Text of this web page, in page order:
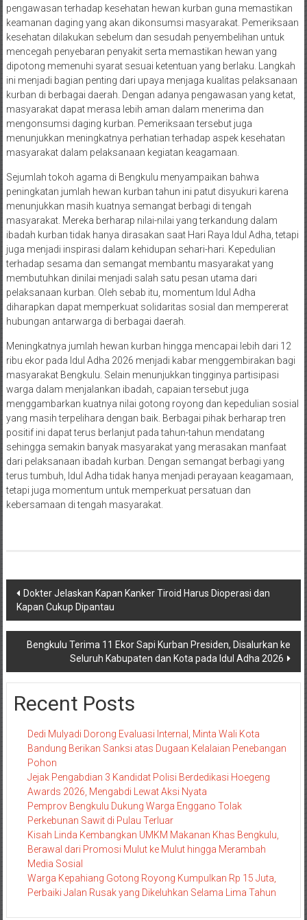
pengawasan terhadap kesehatan hewan kurban guna memastikan
keamanan daging yang akan dikonsumsi masyarakat. Pemeriksaan
kesehatan dilakukan sebelum dan sesudah penyembelihan untuk
mencegah penyebaran penyakit serta memastikan hewan yang
dipotong memenuhi syarat sesuai ketentuan yang berlaku. Langkah
ini menjadi bagian penting dari upaya menjaga kualitas pelaksanaan
kurban di berbagai daerah. Dengan adanya pengawasan yang ketat,
masyarakat dapat merasa lebih aman dalam menerima dan
mengonsumsi daging kurban. Pemeriksaan tersebut juga
menunjukkan meningkatnya perhatian terhadap aspek kesehatan
masyarakat dalam pelaksanaan kegiatan keagamaan.
Sejumlah tokoh agama di Bengkulu menyampaikan bahwa
peningkatan jumlah hewan kurban tahun ini patut disyukuri karena
menunjukkan masih kuatnya semangat berbagi di tengah
masyarakat. Mereka berharap nilai-nilai yang terkandung dalam
ibadah kurban tidak hanya dirasakan saat Hari Raya Idul Adha, tetapi
juga menjadi inspirasi dalam kehidupan sehari-hari. Kepedulian
terhadap sesama dan semangat membantu masyarakat yang
membutuhkan dinilai menjadi salah satu pesan utama dari
pelaksanaan kurban. Oleh sebab itu, momentum Idul Adha
diharapkan dapat memperkuat solidaritas sosial dan mempererat
hubungan antarwarga di berbagai daerah.
Meningkatnya jumlah hewan kurban hingga mencapai lebih dari 12
ribu ekor pada Idul Adha 2026 menjadi kabar menggembirakan bagi
masyarakat Bengkulu. Selain menunjukkan tingginya partisipasi
warga dalam menjalankan ibadah, capaian tersebut juga
menggambarkan kuatnya nilai gotong royong dan kepedulian sosial
yang masih terpelihara dengan baik. Berbagai pihak berharap tren
positif ini dapat terus berlanjut pada tahun-tahun mendatang
sehingga semakin banyak masyarakat yang merasakan manfaat
dari pelaksanaan ibadah kurban. Dengan semangat berbagi yang
terus tumbuh, Idul Adha tidak hanya menjadi perayaan keagamaan,
tetapi juga momentum untuk memperkuat persatuan dan
kebersamaan di tengah masyarakat.
Navigasi
pos
Dokter Jelaskan Kapan Kanker Tiroid Harus Dioperasi dan
Kapan Cukup Dipantau
Bengkulu Terima 11 Ekor Sapi Kurban Presiden, Disalurkan ke
Seluruh Kabupaten dan Kota pada Idul Adha 2026
Recent Posts
Dedi Mulyadi Dorong Evaluasi Internal, Minta Wali Kota
Bandung Berikan Sanksi atas Dugaan Kelalaian Penebangan
Pohon
Jejak Pengabdian 3 Kandidat Polisi Berdedikasi Hoegeng
Awards 2026, Mengabdi Lewat Aksi Nyata
Pemprov Bengkulu Dukung Warga Enggano Tolak
Perkebunan Sawit di Pulau Terluar
Kisah Linda Kembangkan UMKM Makanan Khas Bengkulu,
Berawal dari Promosi Mulut ke Mulut hingga Merambah
Media Sosial
Warga Kepahiang Gotong Royong Kumpulkan Rp 15 Juta,
Perbaiki Jalan Rusak yang Dikeluhkan Selama Lima Tahun